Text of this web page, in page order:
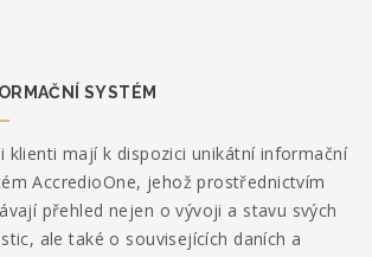
SYSTÉM
klienti mají k dispozici unikátní informační
AccredioOne, jehož prostřednictvím
přehled nejen o vývoji a stavu svých
ale také o souvisejících daních a